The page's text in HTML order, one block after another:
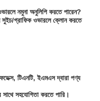
নমুনা অনুলিপি করতে পারেন?
সুইচ/গ্রাফিক ওভারলে ক্লোন করতে
টিএনটি, ইএমএস দ্বারা পণ্য
সহযোগিতা করতে পারি।